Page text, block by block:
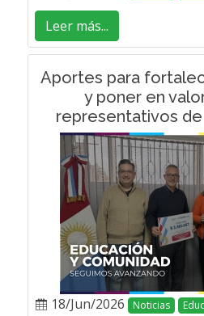
Leer más...
Aportes para
y poner en
representativos
18/Jun/2026 Noticias